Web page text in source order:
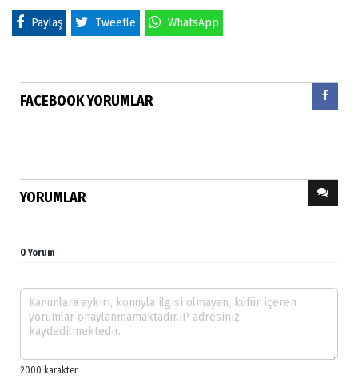
Paylaş Tweetle WhatsApp
FACEBOOK YORUMLAR
YORUMLAR
0 Yorum